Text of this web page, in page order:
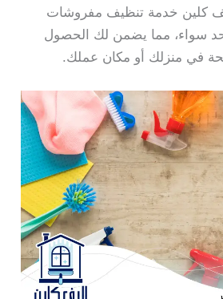
كلين خدمة تنظيف مفروشات
حد سواء، مما يضمن لك الحصول
في منزلك أو مكان عملك.